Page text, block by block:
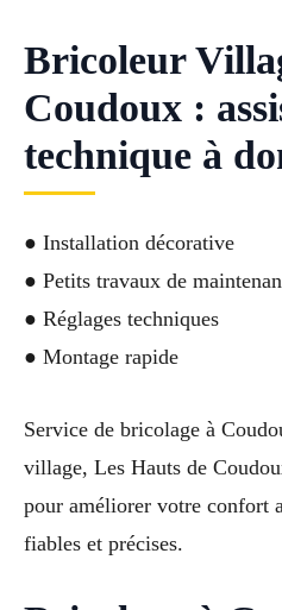
Bricoleur
Coudoux :
technique à
● Installation décorative
● Petits travaux de
● Réglages techniques
● Montage rapide
Service de bricolage à
village, Les Hauts de
pour améliorer votre confort
fiables et précises.